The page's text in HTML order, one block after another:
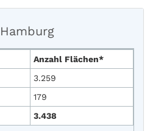
Anzahl Flächen*
3.259
179
3.438